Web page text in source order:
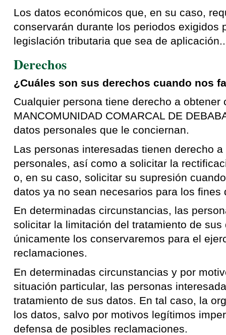
Los datos económicos que, en su caso,
conservarán durante los periodos exigidos
legislación tributaria que sea de aplicación..
Derechos
¿Cuáles son sus derechos cuando nos
Cualquier persona tiene derecho a obtener
MANCOMUNIDAD COMARCAL DE
datos personales que le conciernan.
Las personas interesadas tienen derecho
personales, así como a solicitar la
o, en su caso, solicitar su supresión
datos ya no sean necesarios para los fines
En determinadas circunstancias, las
solicitar la limitación del tratamiento de
únicamente los conservaremos para el
reclamaciones.
En determinadas circunstancias y por
situación particular, las personas
tratamiento de sus datos. En tal caso, la
los datos, salvo por motivos legítimos
defensa de posibles reclamaciones.